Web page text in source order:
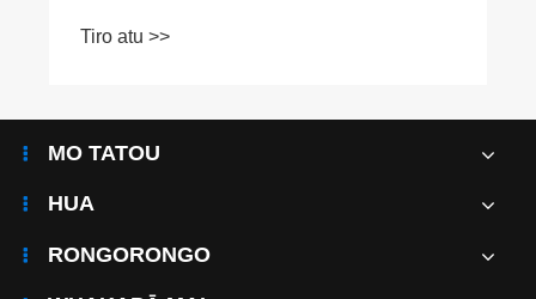
waho ki waho ki te whakaputa i nga teneti
Tiro atu >>
MO TATOU
HUA
RONGORONGO